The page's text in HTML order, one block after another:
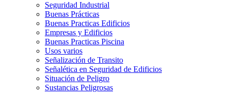
Seguridad Industrial
Buenas Prácticas
Buenas Practicas Edificios
Empresas y Edificios
Buenas Practicas Piscina
Usos varios
Señalización de Transito
Señalética en Seguridad de Edificios
Situación de Peligro
Sustancias Peligrosas